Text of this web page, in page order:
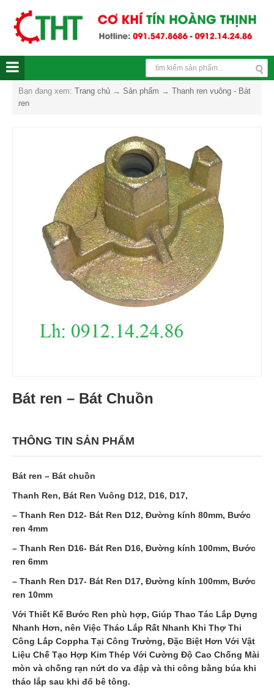
Bạn đang xem: Trang chủ → Sản phẩm → Thanh ren vuông - Bát
ren
Bát ren – Bát Chuồn
THÔNG TIN SẢN PHẨM
Bát ren – Bát chuồn
Thanh Ren, Bát Ren Vuông D12, D16, D17,
– Thanh Ren D12- Bát Ren D12, Đường kính 80mm, Bước
ren 4mm
– Thanh Ren D16- Bát Ren D16, Đường kính 100mm, Bước
ren 6mm
– Thanh Ren D17- Bát Ren D17, Đường kính 100mm, Bước
ren 10mm
Với Thiết Kế Bước Ren phù hợp, Giúp Thao Tác Lắp Dựng
Nhanh Hơn, nên Việc Tháo Lắp Rất Nhanh Khi Thợ Thi
Công Lắp Coppha Tại Công Trường, Đặc Biệt Hơn Với Vật
Liệu Chế Tạo Hợp Kim Thép Với Cường Độ Cao Chống Mài
mòn và chống rạn nứt do va đập và thi công bằng búa khi
tháo lắp sau khi đổ bê tông.